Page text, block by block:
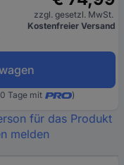
zzgl. gesetzl. MwSt.
Kostenfreier Versand
Tage mit )
für das Produkt
melden